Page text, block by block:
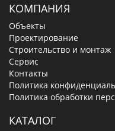
КОМПАНИЯ
Объекты
Проектирование
Строительство и монтаж
Сервис
Контакты
Политика
Политика обработки
КАТАЛОГ